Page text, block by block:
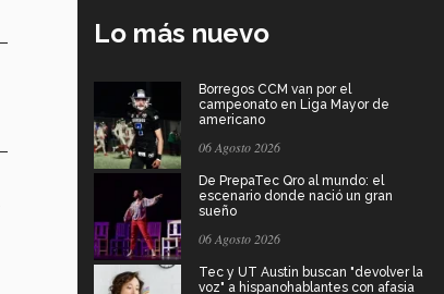
Lo más nuevo
Borregos CCM van por el
campeonato en Liga Mayor de
americano
06 Agosto 2026
De PrepaTec Qro al mundo: el
escenario donde nació un gran
sueño
06 Agosto 2026
Tec y UT Austin buscan "devolver la
voz" a hispanohablantes con afasia